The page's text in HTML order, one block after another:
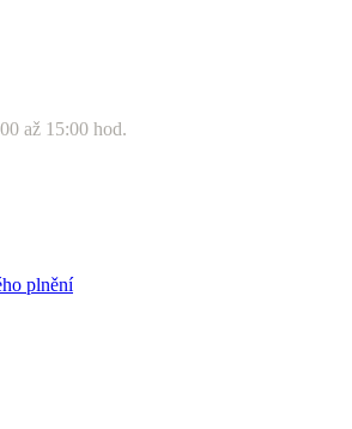
až 15:00 hod.
plnění